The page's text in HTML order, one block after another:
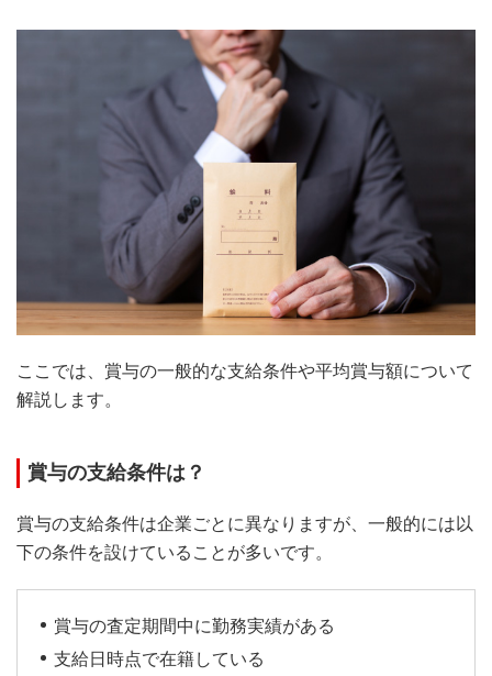
ここでは、賞与の一般的な支給条件や平均賞与額について
解説します。
賞与の支給条件は？
賞与の支給条件は企業ごとに異なりますが、一般的には以
下の条件を設けていることが多いです。
賞与の査定期間中に勤務実績がある
支給日時点で在籍している